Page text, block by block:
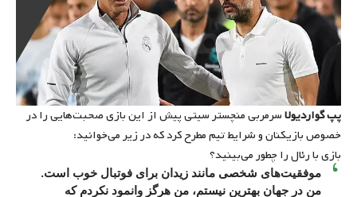
پپ گواردیولاسرمربی منچستر سیتی پیش از این بازی صحبت‌هایی را در
خصوص بازیکنان و شرایط تیم مطرح کرد که در زیر می‌خوانید:
بازی با رئال را چطور می‌بینید؟
موفقیت‌های شخصی مانند زیدان برای فوتبال خوب است.
من در جهان بهترین نیستم، من هرگز وانمود نکردم که